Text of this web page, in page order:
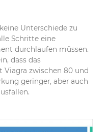
Unterschiede zu
Schritte eine
durchlaufen müssen.
dass das
zwischen 80 und
geringer, aber auch